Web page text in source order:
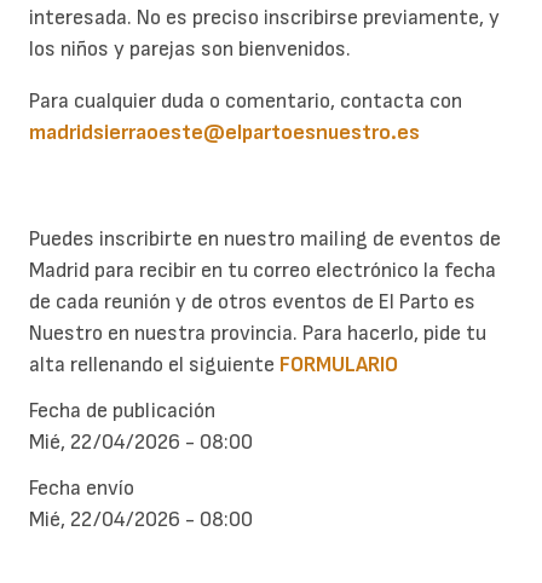
interesada. No es preciso inscribirse previamente, y
los niños y parejas son bienvenidos.
Para cualquier duda o comentario, contacta con
madridsierraoeste@elpartoesnuestro.es
Puedes inscribirte en nuestro mailing de eventos de
Madrid para recibir en tu correo electrónico la fecha
de cada reunión y de otros eventos de El Parto es
Nuestro en nuestra provincia. Para hacerlo, pide tu
alta rellenando el siguiente FORMULARIO
Fecha de publicación
Mié, 22/04/2026 - 08:00
Fecha envío
Mié, 22/04/2026 - 08:00